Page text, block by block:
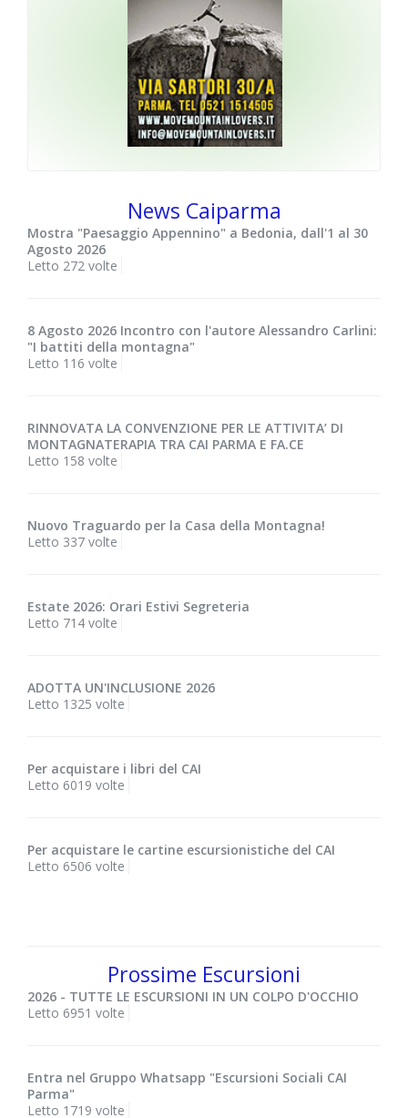
News Caiparma
Mostra "Paesaggio Appennino" a Bedonia, dall'1 al 30
Agosto 2026
Letto 272 volte
8 Agosto 2026 Incontro con l'autore Alessandro Carlini:
"I battiti della montagna"
Letto 116 volte
RINNOVATA LA CONVENZIONE PER LE ATTIVITA’ DI
MONTAGNATERAPIA TRA CAI PARMA E FA.CE
Letto 158 volte
Nuovo Traguardo per la Casa della Montagna!
Letto 337 volte
Estate 2026: Orari Estivi Segreteria
Letto 714 volte
ADOTTA UN'INCLUSIONE 2026
Letto 1325 volte
Per acquistare i libri del CAI
Letto 6019 volte
Per acquistare le cartine escursionistiche del CAI
Letto 6506 volte
Prossime Escursioni
2026 - TUTTE LE ESCURSIONI IN UN COLPO D'OCCHIO
Letto 6951 volte
Entra nel Gruppo Whatsapp "Escursioni Sociali CAI
Parma"
Letto 1719 volte